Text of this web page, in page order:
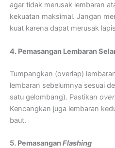
agar tidak merusak lembaran
kekuatan maksimal. Jangan
kuat karena dapat merusak
4. Pemasangan Lembaran
Tumpangkan (overlap)
lembaran sebelumnya sesuai
satu gelombang). Pastikan
Kencangkan juga lembaran
baut.
5. PemasanganFlashing